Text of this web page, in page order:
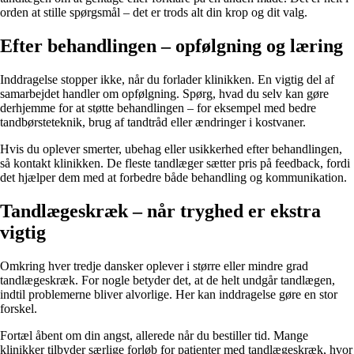
orden at stille spørgsmål – det er trods alt din krop og dit valg.
Efter behandlingen – opfølgning og læring
Inddragelse stopper ikke, når du forlader klinikken. En vigtig del af
samarbejdet handler om opfølgning. Spørg, hvad du selv kan gøre
derhjemme for at støtte behandlingen – for eksempel med bedre
tandbørsteteknik, brug af tandtråd eller ændringer i kostvaner.
Hvis du oplever smerter, ubehag eller usikkerhed efter behandlingen,
så kontakt klinikken. De fleste tandlæger sætter pris på feedback, fordi
det hjælper dem med at forbedre både behandling og kommunikation.
Tandlægeskræk – når tryghed er ekstra
vigtig
Omkring hver tredje dansker oplever i større eller mindre grad
tandlægeskræk. For nogle betyder det, at de helt undgår tandlægen,
indtil problemerne bliver alvorlige. Her kan inddragelse gøre en stor
forskel.
Fortæl åbent om din angst, allerede når du bestiller tid. Mange
klinikker tilbyder særlige forløb for patienter med tandlægeskræk, hvor